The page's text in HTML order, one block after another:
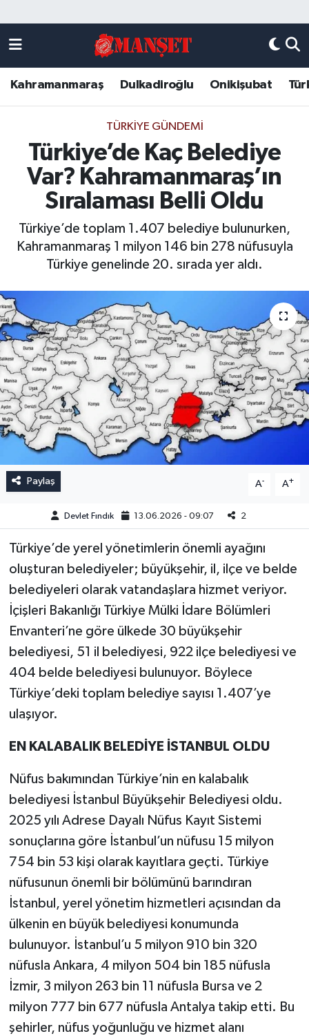
Kahramanmaraş Dulkadiroğlu Onikişubat
TÜRKIYE GÜNDEMI
Türkiye’de Kaç Belediye
Var? Kahramanmaraş’ın
Sıralaması Belli Oldu
Türkiye’de toplam 1.407 belediye bulunurken,
Kahramanmaraş 1 milyon 146 bin 278 nüfusuyla
Türkiye genelinde 20. sırada yer aldı.
Paylaş A- A+
Devlet Fındık 13.06.2026 - 09:07 2
Türkiye’de yerel yönetimlerin önemli ayağını
oluşturan belediyeler; büyükşehir, il, ilçe ve belde
belediyeleri olarak vatandaşlara hizmet veriyor.
İçişleri Bakanlığı Türkiye Mülki İdare Bölümleri
Envanteri’ne göre ülkede 30 büyükşehir
belediyesi, 51 il belediyesi, 922 ilçe belediyesi ve
404 belde belediyesi bulunuyor. Böylece
Türkiye’deki toplam belediye sayısı 1.407’ye
ulaşıyor.
EN KALABALIK BELEDİYE İSTANBUL OLDU
Nüfus bakımından Türkiye’nin en kalabalık
belediyesi İstanbul Büyükşehir Belediyesi oldu.
2025 yılı Adrese Dayalı Nüfus Kayıt Sistemi
sonuçlarına göre İstanbul’un nüfusu 15 milyon
754 bin 53 kişi olarak kayıtlara geçti. Türkiye
nüfusunun önemli bir bölümünü barındıran
İstanbul, yerel yönetim hizmetleri açısından da
ülkenin en büyük belediyesi konumunda
bulunuyor. İstanbul’u 5 milyon 910 bin 320
nüfusla Ankara, 4 milyon 504 bin 185 nüfusla
İzmir, 3 milyon 263 bin 11 nüfusla Bursa ve 2
milyon 777 bin 677 nüfusla Antalya takip etti. Bu
şehirler, nüfus yoğunluğu ve hizmet alanı
DULKADİROĞLU
KAHRAMANMARAŞ
ONİKİŞUBAT
ÖZEL HABER
Künye
Kahramanmaraş Nöbetçi Eczaneler
Kahramanmaraş Hava Durumu
Kahramanmaraş Trafik Yoğunluk Haritası
Süper Lig Puan Durumu ve Fikstür
Tüm Manşetler
Son Dakika Haberleri
Haber Arşivi